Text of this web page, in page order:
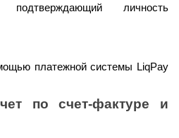
подтверждающий личность
платежной системы LiqPay
по счет-фактуре и